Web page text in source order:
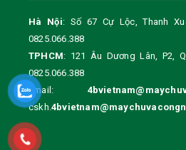
Hà Nội: Số 67 Cự Lộc, Thanh
0825.066.388
TPHCM: 121 Âu Dương Lân, P2,
0825.066.388
Email:
cskh.